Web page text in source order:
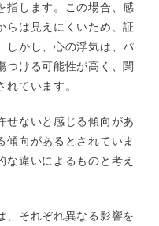
指します。この場合、感
らは見えにくいため、証
しかし、心の浮気は、パ
つける可能性が高く、関
ています。
せないと感じる傾向があ
傾向があるとされていま
違いによるものと考え
、それぞれ異なる影響を